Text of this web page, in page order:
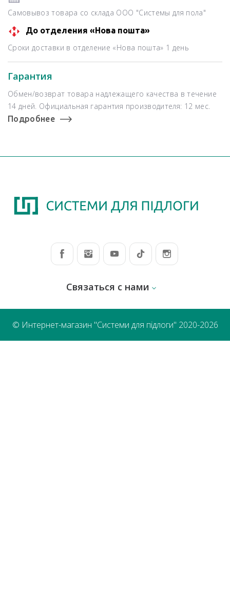
Самовывоз товара со склада ООО "Системы для пола"
До отделения «Нова пошта»
Сроки доставки в отделение «Нова пошта» 1 день
Гарантия
Обмен/возврат товара надлежащего качества в течение
14 дней. Официальная гарантия производителя: 12 мес.
Подробнее
Связаться с нами
© Интернет-магазин "Системи для підлоги" 2020-2026